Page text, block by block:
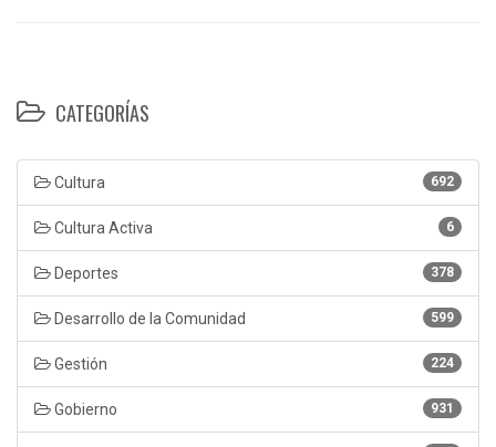
CATEGORÍAS
692
Cultura
6
Cultura Activa
378
Deportes
599
Desarrollo de la Comunidad
224
Gestión
931
Gobierno